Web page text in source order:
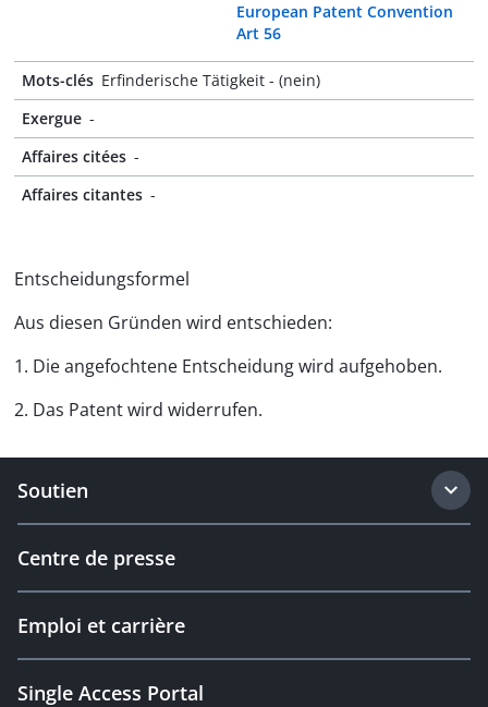
European Patent Convention
Art 56
Mots-clés Erfinderische Tätigkeit - (nein)
Exergue -
Affaires citées -
Affaires citantes -
Entscheidungsformel
Aus diesen Gründen wird entschieden:
1. Die angefochtene Entscheidung wird aufgehoben.
2. Das Patent wird widerrufen.
Soutien
Centre de presse
Emploi et carrière
Single Access Portal